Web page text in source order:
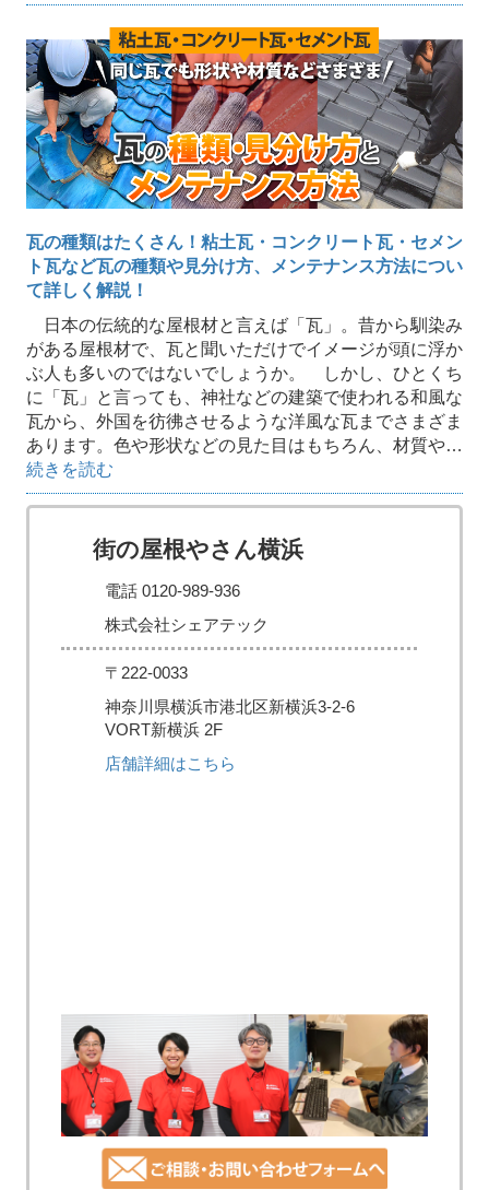
瓦の種類はたくさん！粘土瓦・コンクリート瓦・セメン
ト瓦など瓦の種類や見分け方、メンテナンス方法につい
て詳しく解説！
日本の伝統的な屋根材と言えば「瓦」。昔から馴染み
がある屋根材で、瓦と聞いただけでイメージが頭に浮か
ぶ人も多いのではないでしょうか。 しかし、ひとくち
に「瓦」と言っても、神社などの建築で使われる和風な
瓦から、外国を彷彿させるような洋風な瓦までさまざま
あります。色や形状などの見た目はもちろん、材質や…
続きを読む
街の屋根やさん横浜
電話 0120-989-936
株式会社シェアテック
〒222-0033
神奈川県横浜市港北区新横浜3-2-6
VORT新横浜 2F
店舗詳細はこちら